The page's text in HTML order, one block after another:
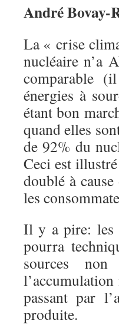
André Bovay-
La « crise
nucléaire n’a
comparable
énergies à
étant bon
quand elles
de 92% du
Ceci est
doublé à
les
Il y a pire: les
pourra
sources
passant par
produite.